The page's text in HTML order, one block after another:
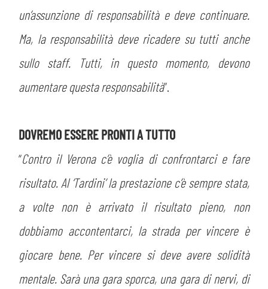
un’assunzione di responsabilità e deve continuare.
Ma, la responsabilità deve ricadere su tutti anche
sullo staff. Tutti, in questo momento, devono
aumentare questa responsabilità”.
DOVREMO ESSERE PRONTI A TUTTO
“Contro il Verona c’è voglia di confrontarci e fare
risultato. Al ‘Tardini’ la prestazione c’è sempre stata,
a volte non è arrivato il risultato pieno, non
dobbiamo accontentarci, la strada per vincere è
giocare bene. Per vincere si deve avere solidità
mentale. Sarà una gara sporca, una gara di nervi, di